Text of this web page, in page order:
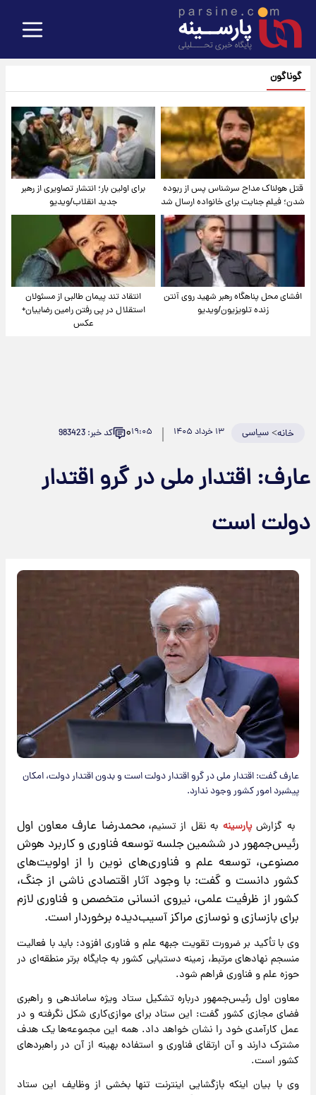
گوناگون
قتل هولناک مداح سرشناس پس از ربوده
شدن؛ فیلم جنایت برای خانواده ارسال شد
برای اولین بار؛ انتشار تصاویری از رهبر
جدید انقلاب/ویدیو
افشای محل پناهگاه‌ رهبر شهید روی آنتن
زنده تلویزیون/ویدیو
انتقاد تند پیمان طالبی از مسئولان
استقلال در پی رفتن رامین رضاییان+
عکس
خانه>سیاسی ۱۳ خرداد ۱۴۰۵ ۱۹:۰۵۰ کد خبر: 983423
عارف: اقتدار ملی در گرو اقتدار
دولت است
عارف گفت: اقتدار ملی در گرو اقتدار دولت است و بدون اقتدار دولت، امکان
پیشبرد امور کشور وجود ندارد.
به گزارش پارسینه به نقل از تسنیم، محمدرضا عارف معاون اول
رئیس‌جمهور در ششمین جلسه توسعه فناوری و کاربرد هوش
مصنوعی، توسعه علم و فناوری‌های نوین را از اولویت‌های
کشور دانست و گفت: با وجود آثار اقتصادی ناشی از جنگ،
کشور از ظرفیت علمی، نیروی انسانی متخصص و فناوری لازم
برای بازسازی و نوسازی مراکز آسیب‌دیده برخوردار است.
وی با تأکید بر ضرورت تقویت جبهه علم و فناوری افزود: باید با فعالیت
منسجم نهادهای مرتبط، زمینه دستیابی کشور به جایگاه برتر منطقه‌ای در
حوزه علم و فناوری فراهم شود.
معاون اول رئیس‌جمهور درباره تشکیل ستاد ویژه ساماندهی و راهبری
فضای مجازی کشور گفت: این ستاد برای موازی‌کاری شکل نگرفته و در
عمل کارآمدی خود را نشان خواهد داد. همه این مجموعه‌ها یک هدف
مشترک دارند و آن ارتقای فناوری و استفاده بهینه از آن در راهبردهای
کشور است.
وی با بیان اینکه بازگشایی اینترنت تنها بخشی از وظایف این ستاد